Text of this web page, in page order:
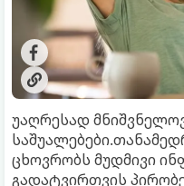
უაღრესად
ცხოვრობს მუდმივი
გადატვირთვის